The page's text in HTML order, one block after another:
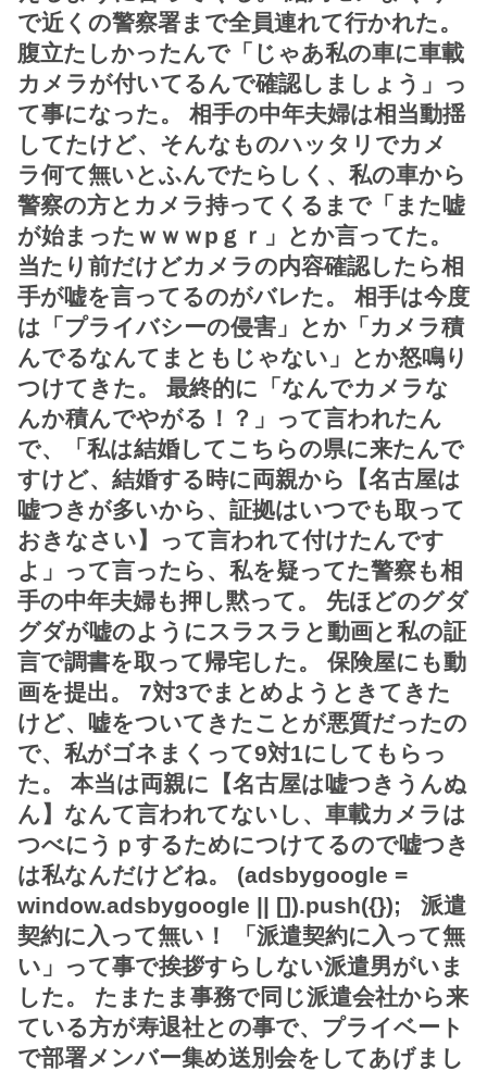
で近くの警察署まで全員連れて行かれた。
腹立たしかったんで「じゃあ私の車に車載
カメラが付いてるんで確認しましょう」っ
て事になった。 相手の中年夫婦は相当動揺
してたけど、そんなものハッタリでカメ
ラ何て無いとふんでたらしく、私の車から
警察の方とカメラ持ってくるまで「また嘘
が始まったｗｗｗpｇｒ」とか言ってた。
当たり前だけどカメラの内容確認したら相
手が嘘を言ってるのがバレた。 相手は今度
は「プライバシーの侵害」とか「カメラ積
んでるなんてまともじゃない」とか怒鳴り
つけてきた。 最終的に「なんでカメラな
んか積んでやがる！？」って言われたん
で、「私は結婚してこちらの県に来たんで
すけど、結婚する時に両親から【名古屋は
嘘つきが多いから、証拠はいつでも取って
おきなさい】って言われて付けたんです
よ」って言ったら、私を疑ってた警察も相
手の中年夫婦も押し黙って。 先ほどのグダ
グダが嘘のようにスラスラと動画と私の証
言で調書を取って帰宅した。 保険屋にも動
画を提出。 7対3でまとめようときてきた
けど、嘘をついてきたことが悪質だったの
で、私がゴネまくって9対1にしてもらっ
た。 本当は両親に【名古屋は嘘つきうんぬ
ん】なんて言われてないし、車載カメラは
つべにうｐするためにつけてるので嘘つき
は私なんだけどね。 (adsbygoogle =
window.adsbygoogle || []).push({}); 派遣
契約に入って無い！ 「派遣契約に入って無
い」って事で挨拶すらしない派遣男がいま
した。 たまたま事務で同じ派遣会社から来
ている方が寿退社との事で、プライベート
で部署メンバー集め送別会をしてあげまし